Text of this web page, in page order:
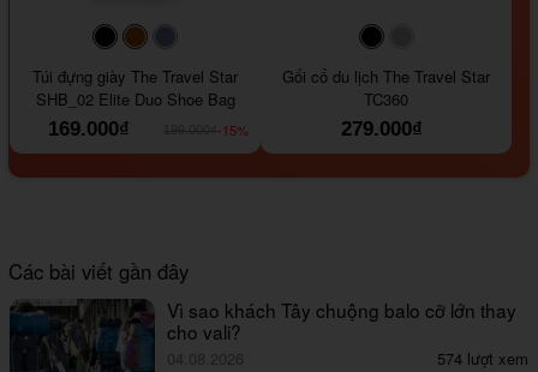
#000000#964B00
Túi đựng giày The Travel Star
SHB_02 Elite Duo Shoe Bag
169.000₫
-15%
#000000
Gối cổ du lịch The Travel Star
TC360
279.000₫
Các bài viết gần đây
Vì sao khách Tây chuộng balo cỡ lớn thay
cho vali?
04.08.2026 574 lượt xem